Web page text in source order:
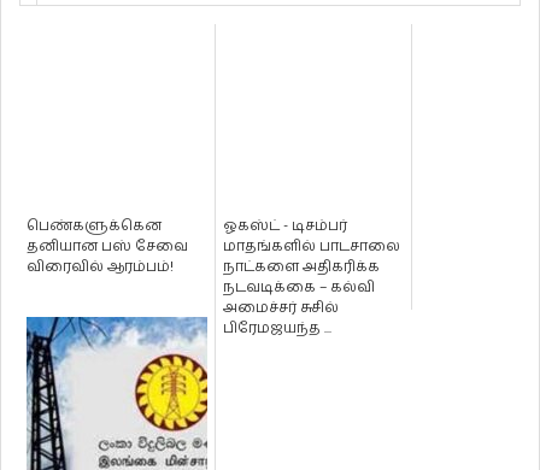
பெண்களுக்கென
தனியான பஸ் சேவை
விரைவில் ஆரம்பம்!
ஓகஸ்ட் - டிசம்பர்
மாதங்களில் பாடசாலை
நாட்களை அதிகரிக்க
நடவடிக்கை – கல்வி
அமைச்சர் சுசில்
பிரேமஜயந்த ...